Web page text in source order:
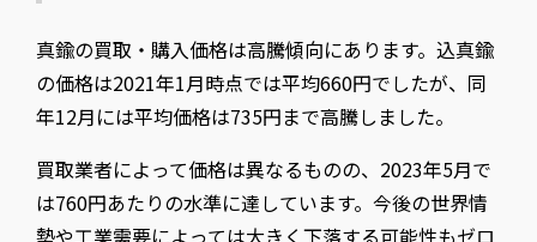
真鍮の買取・購入価格は高騰傾向にあります。込真鍮
の価格は2021年1月時点では平均660円でしたが、同
年12月には平均価格は735円まで高騰しました。
買取業者によって価格は異なるものの、2023年5月で
は760円あたりの水準に達しています。今後の世界情
勢や工業需要によっては大きく下落する可能性もゼロ